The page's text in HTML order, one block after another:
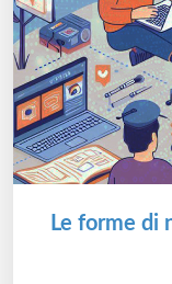
Le forme di